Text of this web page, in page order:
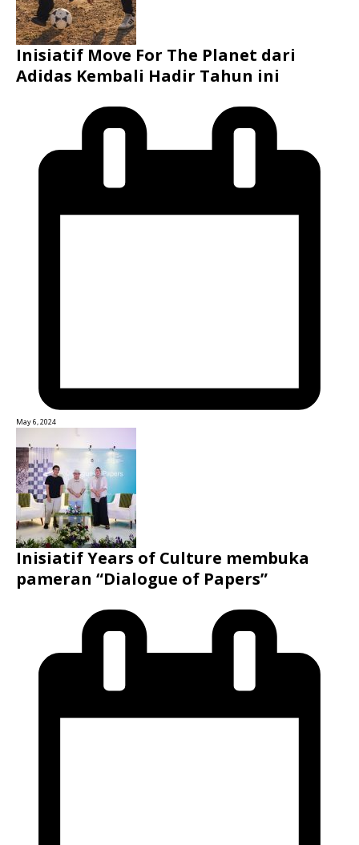
Inisiatif Move For The Planet dari
Adidas Kembali Hadir Tahun ini
May 6, 2024
Inisiatif Years of Culture membuka
pameran “Dialogue of Papers”